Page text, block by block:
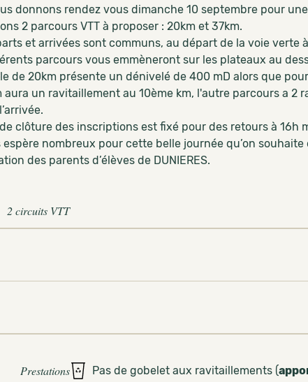
donnons rendez vous dimanche 10 septembre pour
2 parcours VTT à proposer : 20km et 37km.
et arrivées sont communs, au départ de la voie verte
parcours vous emmèneront sur les plateaux au
de 20km présente un dénivelé de 400 mD alors que
aura un ravitaillement au 10ème km, l'autre parcours a 2
de clôture des inscriptions est fixé pour des retours à 16h
espère nombreux pour cette belle journée qu’on souhaite
des parents d’élèves de DUNIERES.
2 circuits VTT
Prestations Pas de gobelet aux ravitaillements (